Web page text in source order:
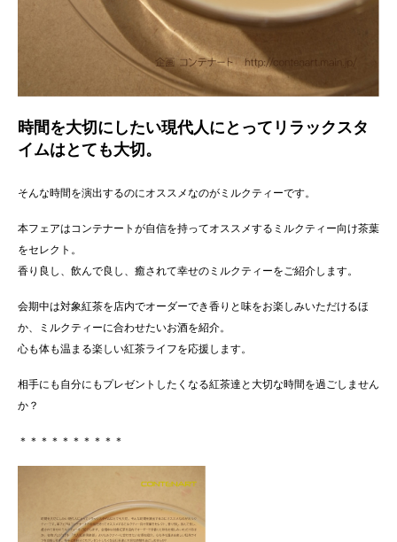
時間を大切にしたい現代人にとってリラックスタ
イムはとても大切。
そんな時間を演出するのにオススメなのが ミルクティ ーです。
本フェアはコンテナートが自信を持ってオススメする ミルクティ ー向け茶葉
をセレクト。
香り良し、飲んで良し、 癒されて幸せの ミルクティ ーをご紹介します。
会期中は対象紅茶を店内でオーダーでき香りと味をお楽しみいただけるほ
か、
ミルクティ ーに合わせたいお酒を紹介。
心も体も温まる楽しい紅茶ライフを応援します。
相手にも自分にもプレゼントしたくなる紅茶達と大切な時間を過ごしません
か？
＊＊＊＊＊＊＊＊＊＊